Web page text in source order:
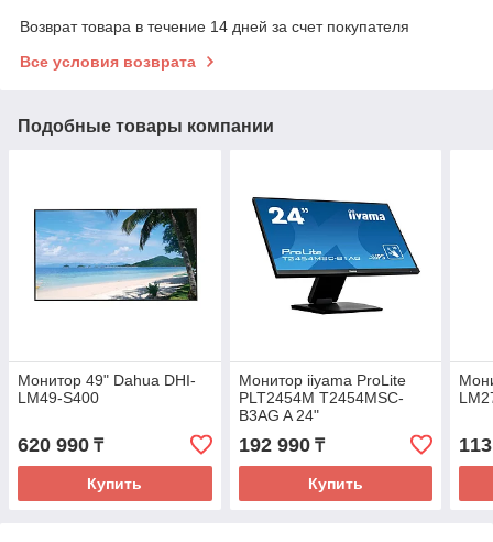
Возврат товара в течение 14 дней за счет покупателя
Все условия возврата
Подобные товары компании
Монитор 49" Dahua DHI-
LM49-S400
620 990 ₸
Купить
Монитор iiyama ProLite
PLT2454M T2454MSC-
B3AG A 24"
192 990₸
Купить